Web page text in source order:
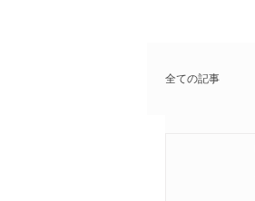
全ての記事